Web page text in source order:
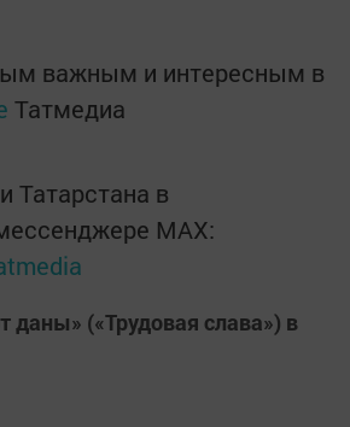
важным и интересным в
Татмедиа
Татарстана в
MАХ:
даны» («Трудовая слава») в